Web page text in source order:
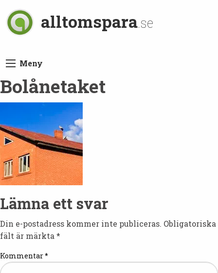
alltomspara.se
Meny
Bolånetaket
Lämna ett svar
Din e-postadress kommer inte publiceras. Obligatoriska
fält är märkta *
Kommentar*